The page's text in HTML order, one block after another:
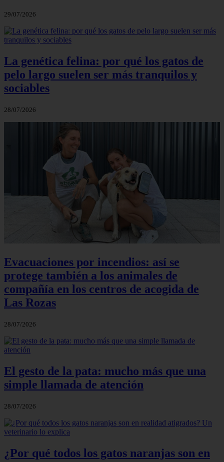
29/07/2026
La genética felina: por qué los gatos de
pelo largo suelen ser más tranquilos y
sociables
28/07/2026
Evacuaciones por incendios: así se
protege también a los animales de
compañía en los centros de acogida de
Las Rozas
28/07/2026
El gesto de la pata: mucho más que una
simple llamada de atención
28/07/2026
¿Por qué todos los gatos naranjas son en